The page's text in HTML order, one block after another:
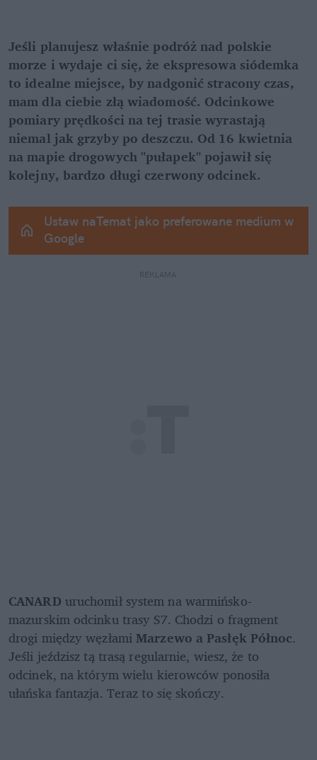
Jeśli planujesz właśnie podróż nad polskie
morze i wydaje ci się, że ekspresowa siódemka
to idealne miejsce, by nadgonić stracony czas,
mam dla ciebie złą wiadomość. Odcinkowe
pomiary prędkości na tej trasie wyrastają
niemal jak grzyby po deszczu. Od 16 kwietnia
na mapie drogowych "pułapek" pojawił się
kolejny, bardzo długi czerwony odcinek.
Ustaw naTemat jako preferowane medium w
Google
REKLAMA
CANARD uruchomił system na warmińsko-
mazurskim odcinku trasy S7. Chodzi o fragment
drogi między węzłami Marzewo a Pasłęk Północ.
Jeśli jeździsz tą trasą regularnie, wiesz, że to
odcinek, na którym wielu kierowców ponosiła
ułańska fantazja. Teraz to się skończy.